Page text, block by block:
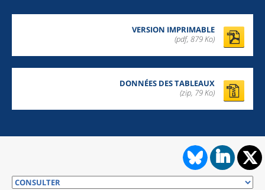
VERSION IMPRIMABLE
(pdf, 879 Ko)
DONNÉES DES TABLEAUX
(zip, 79 Ko)